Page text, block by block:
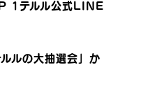
1テルル公式LINE
ルの大抽選会」か